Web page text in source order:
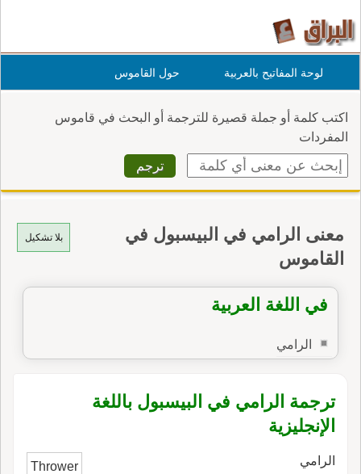
لوحة المفاتيح بالعربية حول القاموس
اكتب كلمة أو جملة قصيرة للترجمة أو البحث في قاموس
المفردات
بلا تشكيل
معنى الرامي في البيسبول في
القاموس
في اللغة العربية
الرامي
ترجمة الرامي في البيسبول باللغة
الإنجليزية
الرامي Thrower